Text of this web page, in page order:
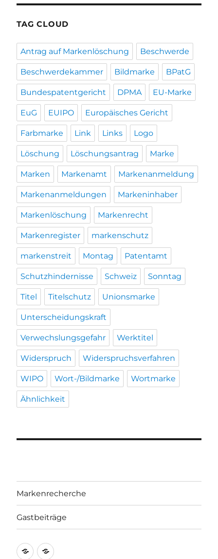
TAG CLOUD
Antrag auf Markenlöschung Beschwerde
Beschwerdekammer Bildmarke BPatG
Bundespatentgericht DPMA EU-Marke
EuG EUIPO Europäisches Gericht
Farbmarke Link Links Logo
Löschung Löschungsantrag Marke
Marken Markenamt Markenanmeldung
Markenanmeldungen Markeninhaber
Markenlöschung Markenrecht
Markenregister markenschutz
markenstreit Montag Patentamt
Schutzhindernisse Schweiz Sonntag
Titel Titelschutz Unionsmarke
Unterscheidungskraft
Verwechslungsgefahr Werktitel
Widerspruch Widerspruchsverfahren
WIPO Wort-/Bildmarke Wortmarke
Ähnlichkeit
Markenrecherche
Gastbeiträge
Markenrecherche
Gastbeiträge